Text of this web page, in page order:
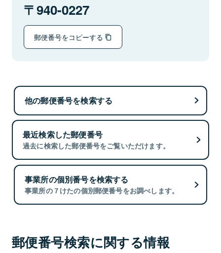
940-0227
郵便番号をコピーする
他の郵便番号を検索する
最近検索した郵便番号
過去に検索した郵便番号をご覧いただけます。
事業所の個別番号を検索する
事業所の７けたの個別郵便番号をお調べします。
郵便番号検索に関する情報